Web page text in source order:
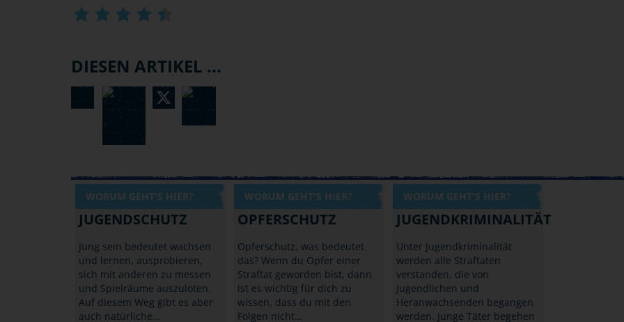
DIESEN ARTIKEL ...
WORUM GEHT'S HIER?
JUGENDSCHUTZ
Jung sein bedeutet wachsen
und lernen, ausprobieren,
sich mit anderen zu messen
und Spielräume auszuloten.
Auf diesem Weg gibt es aber
auch natürliche…
WORUM GEHT'S HIER?
OPFERSCHUTZ
Opferschutz, was bedeutet
das? Wenn du Opfer einer
Straftat geworden bist, dann
ist es wichtig für dich zu
wissen, dass du mit den
Folgen nicht…
WORUM GEHT'S HIER?
JUGENDKRIMINALITÄT
Unter Jugendkriminalität
werden alle Straftaten
verstanden, die von
Jugendlichen und
Heranwachsenden begangen
werden. Junge Täter begehen